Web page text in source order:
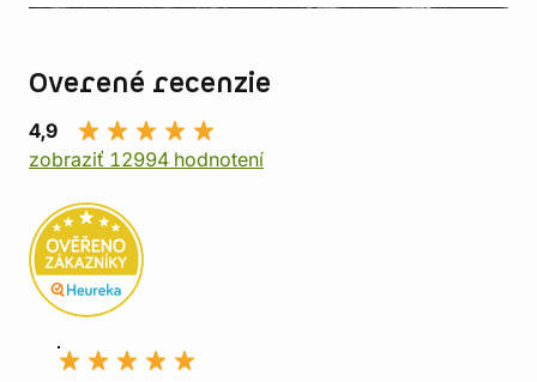
Overené recenzie
4,9
zobraziť 12994 hodnotení